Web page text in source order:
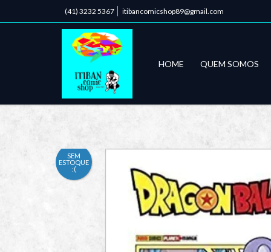
(41) 3232 5367 itibancomicshop89@gmail.com
HOME QUEM SOMOS
SEM
ESTOQUE
:(